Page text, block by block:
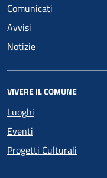
Comunicati
Avvisi
Notizie
VIVERE IL COMUNE
Luoghi
Eventi
Progetti Culturali